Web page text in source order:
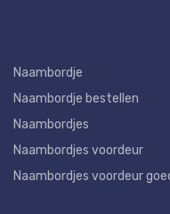
Naambordje
Naambordje bestellen
Naambordjes
Naambordjes voordeur
Naambordjes voordeur